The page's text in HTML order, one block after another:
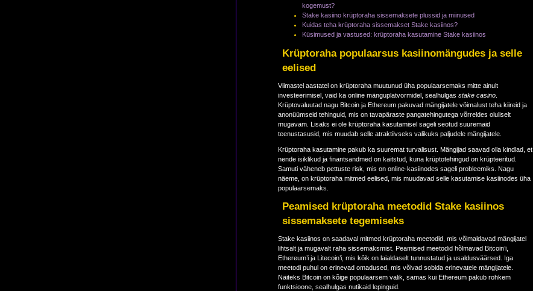
kogemust?
Stake kasiino krüptoraha sissemaksete plussid ja miinused
Kuidas teha krüptoraha sissemakset Stake kasiinos?
Küsimused ja vastused: krüptoraha kasutamine Stake kasiinos
Krüptoraha populaarsus kasiinomängudes ja selle
eelised
Viimastel aastatel on krüptoraha muutunud üha populaarsemaks mitte ainult
investeerimisel, vaid ka online mänguplatvormidel, sealhulgas stake casino.
Krüptovaluutad nagu Bitcoin ja Ethereum pakuvad mängijatele võimalust teha kiireid ja
anonüümseid tehinguid, mis on tavapäraste pangatehingutega võrreldes oluliselt
mugavam. Lisaks ei ole krüptoraha kasutamisel sageli seotud suuremaid
teenustasusid, mis muudab selle atraktiivseks valikuks paljudele mängijatele.
Krüptoraha kasutamine pakub ka suuremat turvalisust. Mängijad saavad olla kindlad, et
nende isiklikud ja finantsandmed on kaitstud, kuna krüptotehingud on krüpteeritud.
Samuti väheneb pettuste risk, mis on online-kasiinodes sageli probleemiks. Nagu
näeme, on krüptoraha mitmed eelised, mis muudavad selle kasutamise kasiinodes üha
populaarsemaks.
Peamised krüptoraha meetodid Stake kasiinos
sissemaksete tegemiseks
Stake kasiinos on saadaval mitmed krüptoraha meetodid, mis võimaldavad mängijatel
lihtsalt ja mugavalt raha sissemaksmist. Peamised meetodid hõlmavad Bitcoin’i,
Ethereum’i ja Litecoin’i, mis kõik on laialdaselt tunnustatud ja usaldusväärsed. Iga
meetodi puhul on erinevad omadused, mis võivad sobida erinevatele mängijatele.
Näiteks Bitcoin on kõige populaarsem valik, samas kui Ethereum pakub rohkem
funktsioone, sealhulgas nutikaid lepinguid.